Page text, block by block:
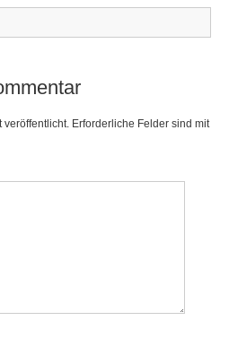
veröffentlicht. Erforderliche Felder sind mit